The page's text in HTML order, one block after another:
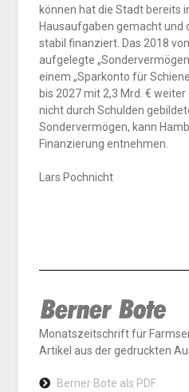
können hat die Stadt bereits
Hausaufgaben gemacht und
stabil finanziert. Das 2018
aufgelegte
einem „Sparkonto für
bis 2027 mit 2,3 Mrd. €
nicht durch Schulden
Sondervermögen, kann
Finanzierung entnehmen.
Lars Pochnicht
Monatszeitschrift für
Artikel aus der gedruckten
Berner Bote als PDF